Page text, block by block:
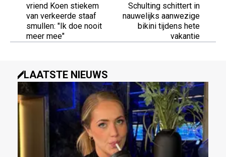
vriend Koen stiekem
van verkeerde staaf
smullen: "Ik doe nooit
meer mee"
Schulting schittert in
nauwelijks aanwezige
bikini tijdens hete
vakantie
LAATSTE NIEUWS